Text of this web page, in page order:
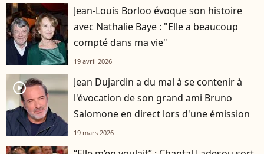
Jean-Louis Borloo évoque son histoire
avec Nathalie Baye : "Elle a beaucoup
compté dans ma vie"
19 avril 2026
player2
Jean Dujardin a du mal à se contenir à
l'évocation de son grand ami Bruno
Salomone en direct lors d'une émission
19 mars 2026